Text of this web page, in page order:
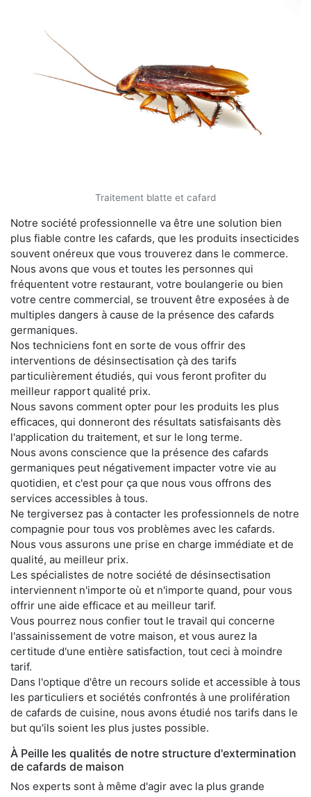
Traitement blatte et cafard
Notre société professionnelle va être une solution bien
plus fiable contre les cafards, que les produits insecticides
souvent onéreux que vous trouverez dans le commerce.
Nous avons que vous et toutes les personnes qui
fréquentent votre restaurant, votre boulangerie ou bien
votre centre commercial, se trouvent être exposées à de
multiples dangers à cause de la présence des cafards
germaniques.
Nos techniciens font en sorte de vous offrir des
interventions de désinsectisation çà des tarifs
particulièrement étudiés, qui vous feront profiter du
meilleur rapport qualité prix.
Nous savons comment opter pour les produits les plus
efficaces, qui donneront des résultats satisfaisants dès
l'application du traitement, et sur le long terme.
Nous avons conscience que la présence des cafards
germaniques peut négativement impacter votre vie au
quotidien, et c'est pour ça que nous vous offrons des
services accessibles à tous.
Ne tergiversez pas à contacter les professionnels de notre
compagnie pour tous vos problèmes avec les cafards.
Nous vous assurons une prise en charge immédiate et de
qualité, au meilleur prix.
Les spécialistes de notre société de désinsectisation
interviennent n'importe où et n'importe quand, pour vous
offrir une aide efficace et au meilleur tarif.
Vous pourrez nous confier tout le travail qui concerne
l'assainissement de votre maison, et vous aurez la
certitude d'une entière satisfaction, tout ceci à moindre
tarif.
Dans l'optique d'être un recours solide et accessible à tous
les particuliers et sociétés confrontés à une prolifération
de cafards de cuisine, nous avons étudié nos tarifs dans le
but qu'ils soient les plus justes possible.
À Peille les qualités de notre structure d'extermination
de cafards de maison
Nos experts sont à même d'agir avec la plus grande